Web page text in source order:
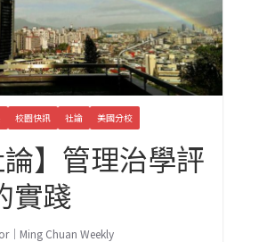
校園快訊 社論 美國分校
論】管理治學評
實踐
｜Ming Chuan Weekly